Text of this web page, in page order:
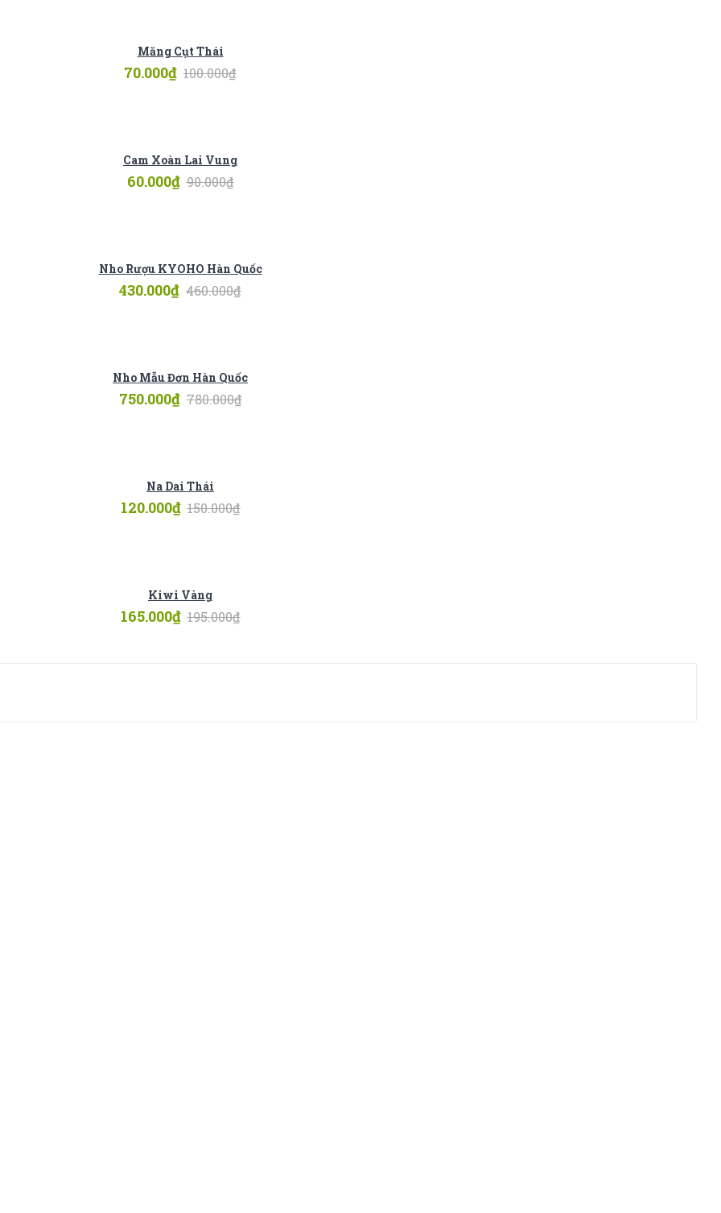
Măng Cụt Thái
100.000₫
70.000₫
Cam Xoàn Lai Vung
90.000₫
60.000₫
Nho Rượu KYOHO Hàn Quốc
460.000₫
430.000₫
Nho Mẫu Đơn Hàn Quốc
780.000₫
750.000₫
Na Dai Thái
150.000₫
120.000₫
Kiwi Vàng
195.000₫
165.000₫